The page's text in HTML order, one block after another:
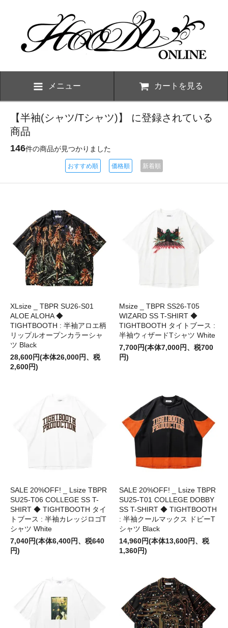
メニュー カートを見る
【半袖(シャツ/Tシャツ)】 に登録されている
商品
146件の商品が見つかりました
おすすめ順 価格順 新着順
XLsize _ TBPR SU26-S01
ALOE ALOHA ◆
TIGHTBOOTH : 半袖アロエ柄
リップルオープンカラーシャ
ツ Black
28,600円(本体26,000円、税
2,600円)
Msize _ TBPR SS26-T05
WIZARD SS T-SHIRT ◆
TIGHTBOOTH タイトブース :
半袖ウィザードTシャツ White
7,700円(本体7,000円、税700
円)
SALE 20%OFF! _ Lsize TBPR
SU25-T06 COLLEGE SS T-
SHIRT ◆ TIGHTBOOTH タイ
トブース : 半袖カレッジロゴT
シャツ White
7,040円(本体6,400円、税640
円)
SALE 20%OFF! _ Lsize TBPR
SU25-T01 COLLEGE DOBBY
SS T-SHIRT ◆ TIGHTBOOTH
: 半袖クールマックス ドビーT
シャツ Black
14,960円(本体13,600円、税
1,360円)